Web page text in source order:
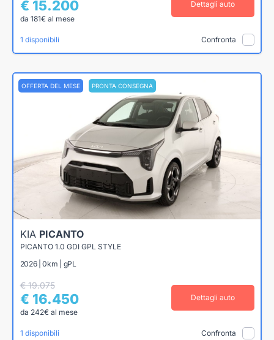
€ 15.200
da 181€ al mese
Dettagli auto
1 disponibili Confronta
OFFERTA DEL MESE PRONTA CONSEGNA
KIA PICANTO
PICANTO 1.0 GDI GPL STYLE
2026 | 0km | gPL
€ 19.075
€ 16.450
da 242€ al mese
Dettagli auto
1 disponibili Confronta